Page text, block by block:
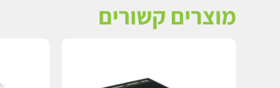
מוצרים קשורים